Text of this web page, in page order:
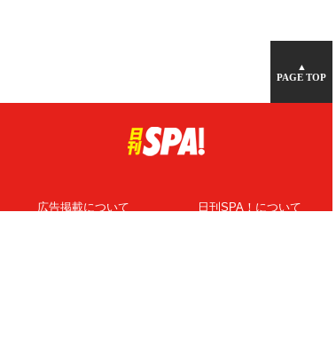
▲
PAGE TOP
広告掲載について 日刊SPA！について